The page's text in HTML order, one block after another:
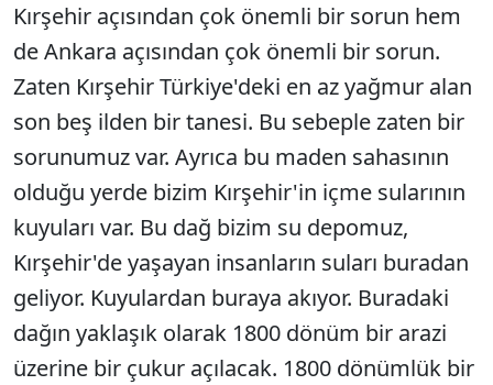
Kırşehir açısından çok önemli bir sorun hem
de Ankara açısından çok önemli bir sorun.
Zaten Kırşehir Türkiye'deki en az yağmur alan
son beş ilden bir tanesi. Bu sebeple zaten bir
sorunumuz var. Ayrıca bu maden sahasının
olduğu yerde bizim Kırşehir'in içme sularının
kuyuları var. Bu dağ bizim su depomuz,
Kırşehir'de yaşayan insanların suları buradan
geliyor. Kuyulardan buraya akıyor. Buradaki
dağın yaklaşık olarak 1800 dönüm bir arazi
üzerine bir çukur açılacak. 1800 dönümlük bir